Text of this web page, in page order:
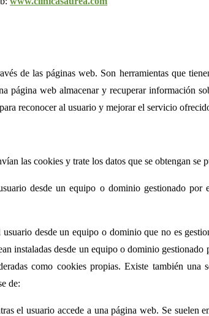
de las páginas web. Son herramientas que
página web almacenar y recuperar información
reconocer al usuario y mejorar el servicio
las cookies y trate los datos que se obtengan se
desde un equipo o dominio gestionado
desde un equipo o dominio que no es
instaladas desde un equipo o dominio
como cookies propias. Existe también
de:
el usuario accede a una página web. Se suelen